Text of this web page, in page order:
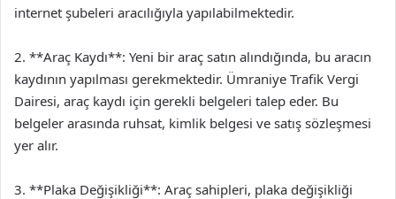
internet şubeleri aracılığıyla yapılabilmektedir.
2. **Araç Kaydı**: Yeni bir araç satın alındığında, bu aracın
kaydının yapılması gerekmektedir. Ümraniye Trafik Vergi
Dairesi, araç kaydı için gerekli belgeleri talep eder. Bu
belgeler arasında ruhsat, kimlik belgesi ve satış sözleşmesi
yer alır.
3. **Plaka Değişikliği**: Araç sahipleri, plaka değişikliği